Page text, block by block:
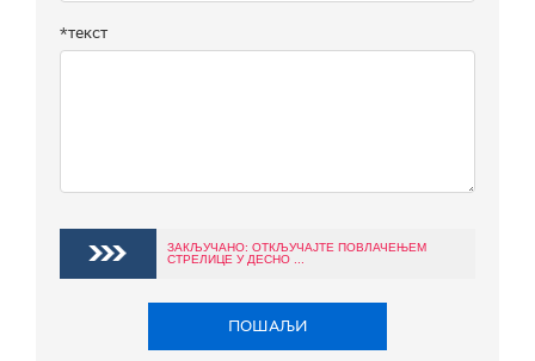
*текст
ЗАКЉУЧАНО: ОТКЉУЧАЈТЕ ПОВЛАЧЕЊЕМ
СТРЕЛИЦЕ У ДЕСНО ...
ПОШАЉИ